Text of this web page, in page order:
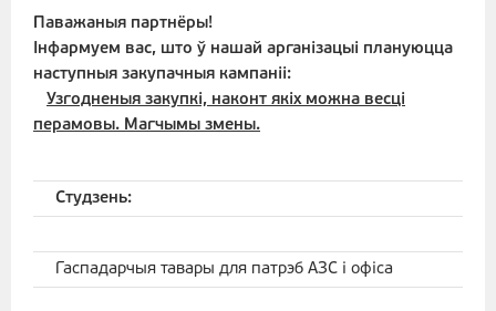
Паважаныя партнёры!
Інфармуем вас, што ў нашай арганізацыі плануюцца
наступныя закупачныя кампаніі:
Узгодненыя закупкі, наконт якіх можна весці
перамовы. Магчымы змены.
Студзень:
Гаспадарчыя тавары для патрэб АЗС і офіса